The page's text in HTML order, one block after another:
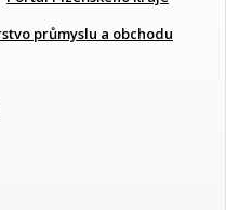
průmyslu a obchodu